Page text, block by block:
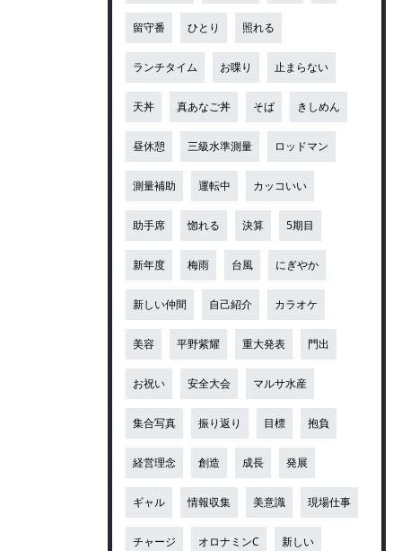
留守番 ひとり 照れる
ランチタイム お喋り 止まらない
天丼 真あなご丼 そば きしめん
昼休憩 三級水準測量 ロッドマン
測量補助 運転中 カッコいい
助手席 惚れる 決算 5期目
新年度 梅雨 台風 にぎやか
新しい仲間 自己紹介 カラオケ
美容 平野紫耀 重大発表 門出
お祝い 安全大会 マルサ水産
集合写真 振り返り 目標 抱負
経営理念 創造 成長 発展
ギャル 情報収集 美意識 現場仕事
チャージ オロナミンC 新しい